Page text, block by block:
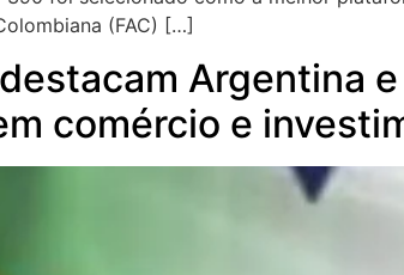
(FAC) […]
Argentina
comércio e